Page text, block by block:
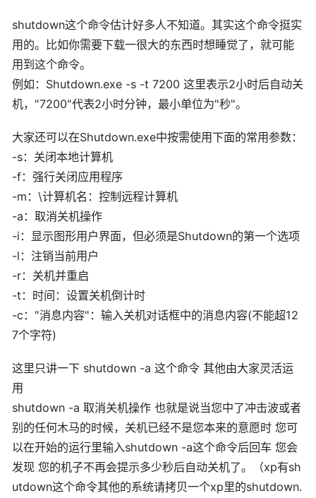
shutdown这个命令估计好多人不知道。其实这个命令挺实
用的。比如你需要下载一很大的东西时想睡觉了，就可能
用到这个命令。
例如：Shutdown.exe -s -t 7200 这里表示2小时后自动关
机，"7200"代表2小时分钟，最小单位为"秒"。
大家还可以在Shutdown.exe中按需使用下面的常用参数：
-s：关闭本地计算机
-f：强行关闭应用程序
-m：\计算机名：控制远程计算机
-a：取消关机操作
-i：显示图形用户界面，但必须是Shutdown的第一个选项
-l：注销当前用户
-r：关机并重启
-t：时间：设置关机倒计时
-c："消息内容"：输入关机对话框中的消息内容(不能超12
7个字符)
这里只讲一下 shutdown -a 这个命令 其他由大家灵活运
用
shutdown -a 取消关机操作 也就是说当您中了冲击波或者
别的任何木马的时候，关机已经不是您本来的意愿时 您可
以在开始的运行里输入shutdown -a这个命令后回车 您会
发现 您的机子不再会提示多少秒后自动关机了。（xp有sh
utdown这个命令其他的系统请拷贝一个xp里的shutdown.